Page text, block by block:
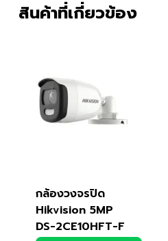
สินค้าที่เกี่ยวข้อง
กล้องวงจรปิด
Hikvision 5MP
DS-2CE10HFT-F